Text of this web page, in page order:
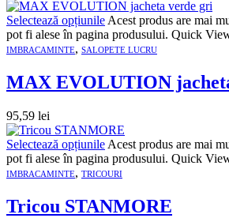
Selectează opțiunile Acest produs are mai
pot fi alese în pagina produsului. Quick
IMBRACAMINTE, SALOPETE LUCRU
MAX EVOLUTION
95,59 lei
Selectează opțiunile Acest produs are mai
pot fi alese în pagina produsului. Quick
IMBRACAMINTE, TRICOURI
Tricou STANMORE